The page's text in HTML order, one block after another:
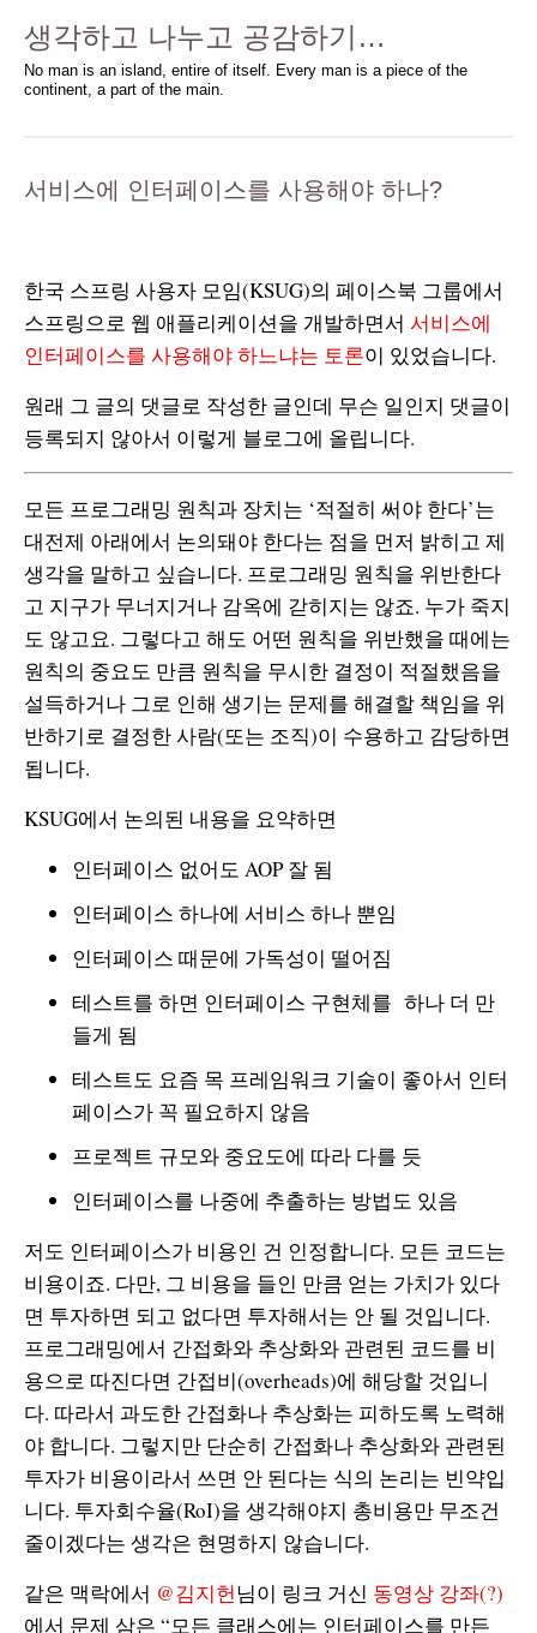
생각하고 나누고 공감하기…
No man is an island, entire of itself. Every man is a piece of the
continent, a part of the main.
서비스에 인터페이스를 사용해야 하나?
한국 스프링 사용자 모임(KSUG)의 페이스북 그룹에서
스프링으로 웹 애플리케이션을 개발하면서 서비스에
인터페이스를 사용해야 하느냐는 토론이 있었습니다.
원래 그 글의 댓글로 작성한 글인데 무슨 일인지 댓글이
등록되지 않아서 이렇게 블로그에 올립니다.
모든 프로그래밍 원칙과 장치는 ‘적절히 써야 한다’는
대전제 아래에서 논의돼야 한다는 점을 먼저 밝히고 제
생각을 말하고 싶습니다. 프로그래밍 원칙을 위반한다
고 지구가 무너지거나 감옥에 갇히지는 않죠. 누가 죽지
도 않고요. 그렇다고 해도 어떤 원칙을 위반했을 때에는
원칙의 중요도 만큼 원칙을 무시한 결정이 적절했음을
설득하거나 그로 인해 생기는 문제를 해결할 책임을 위
반하기로 결정한 사람(또는 조직)이 수용하고 감당하면
됩니다.
KSUG에서 논의된 내용을 요약하면
인터페이스 없어도 AOP 잘 됨
인터페이스 하나에 서비스 하나 뿐임
인터페이스 때문에 가독성이 떨어짐
테스트를 하면 인터페이스 구현체를 하나 더 만
들게 됨
테스트도 요즘 목 프레임워크 기술이 좋아서 인터
페이스가 꼭 필요하지 않음
프로젝트 규모와 중요도에 따라 다를 듯
인터페이스를 나중에 추출하는 방법도 있음
저도 인터페이스가 비용인 건 인정합니다. 모든 코드는
비용이죠. 다만, 그 비용을 들인 만큼 얻는 가치가 있다
면 투자하면 되고 없다면 투자해서는 안 될 것입니다.
프로그래밍에서 간접화와 추상화와 관련된 코드를 비
용으로 따진다면 간접비(overheads)에 해당할 것입니
다. 따라서 과도한 간접화나 추상화는 피하도록 노력해
야 합니다. 그렇지만 단순히 간접화나 추상화와 관련된
투자가 비용이라서 쓰면 안 된다는 식의 논리는 빈약입
니다. 투자회수율(RoI)을 생각해야지 총비용만 무조건
줄이겠다는 생각은 현명하지 않습니다.
같은 맥락에서 @김지헌님이 링크 거신 동영상 강좌(?)
에서 문제 삼은 “모든 클래스에는 인터페이스를 만든